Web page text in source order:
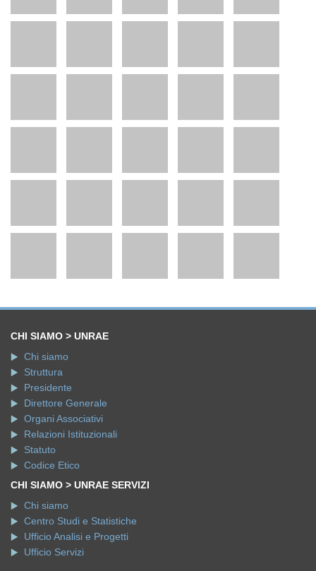
CHI SIAMO > UNRAE
Chi siamo
Struttura
Presidente
Direttore Generale
Organi Associativi
Relazioni Istituzionali
Statuto
Codice Etico
CHI SIAMO > UNRAE SERVIZI
Chi siamo
Centro Studi e Statistiche
Ufficio Analisi e Progetti
Ufficio Servizi